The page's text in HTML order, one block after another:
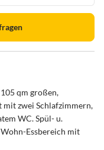
qm großen,
zwei Schlafzimmern,
WC. Spül- u.
Essbereich mit